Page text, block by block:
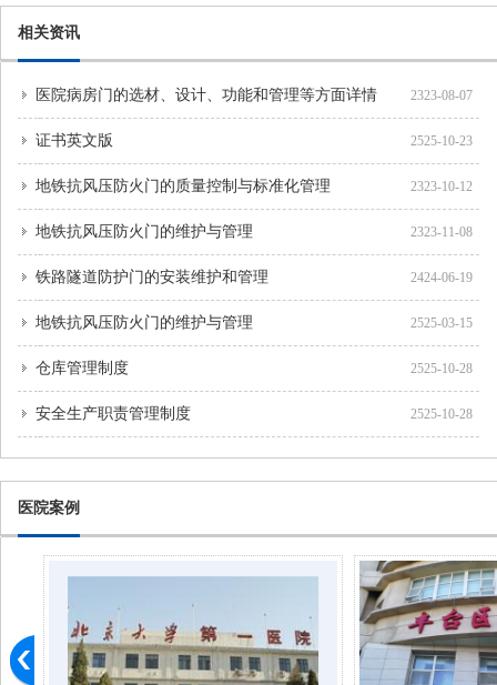
相关资讯
医院病房门的选材、设计、功能和管理等方面详情 2323-08-07
证书英文版 2525-10-23
地铁抗风压防火门的质量控制与标准化管理 2323-10-12
地铁抗风压防火门的维护与管理 2323-11-08
铁路隧道防护门的安装维护和管理 2424-06-19
地铁抗风压防火门的维护与管理 2525-03-15
仓库管理制度 2525-10-28
安全生产职责管理制度 2525-10-28
医院案例